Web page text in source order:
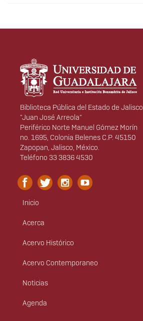
Información del
portal
Biblioteca Pública del Estado de Jalisco
"Juan José Arreola"
Periférico Norte Manuel Gómez Morín
no. 1695, Colonia Belenes C.P. 45150
Zapopan, Jalisco, México.
Teléfono 33 3836 4530
Menú
principal
Inicio
Acerca
Acervo Histórico
Acervo Contemporaneo
Noticias
Agenda